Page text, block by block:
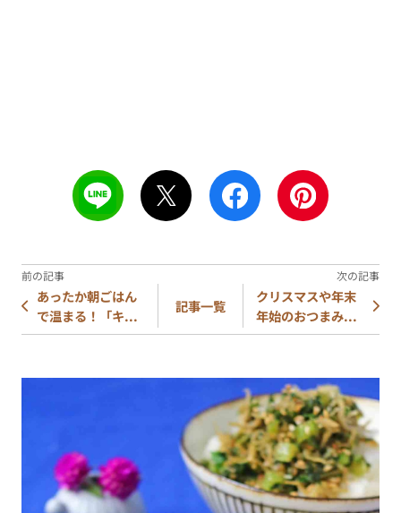
あったか朝ごはん
で温まる！「キ...
記事一覧
クリスマスや年末
年始のおつまみ...